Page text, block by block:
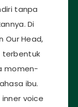
tanpa
Di
Our Head,
terbentuk
momen-
ibu.
voice